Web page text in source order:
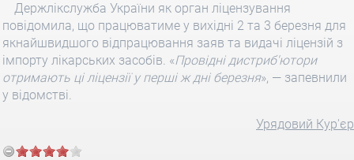
Держлікслужба України як орган ліцензування
повідомила, що працюватиме у вихідні 2 та 3 березня для
якнайшвидшого відпрацювання заяв та видачі ліцензій з
імпорту лікарських засобів. «Провідні дистриб'ютори
отримають ці ліцензії у перші ж дні березня», — запевнили
у відомстві.
Урядовий Кур'єр